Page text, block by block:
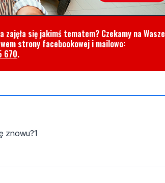
się jakimś tematem? Czekamy na Wasze
strony facebookowej i mailowo:
670.
znowu?1